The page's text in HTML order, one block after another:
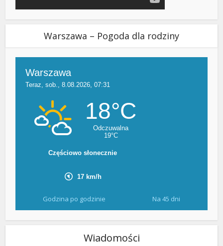
Warszawa – Pogoda dla rodziny
Godzina po godzinie Na 45 dni
Wiadomości